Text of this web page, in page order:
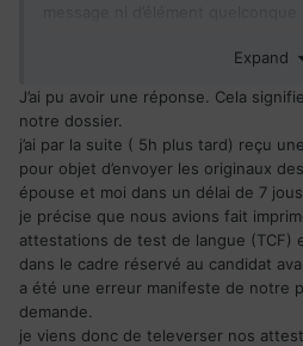
Expand
J’ai pu avoir une réponse. Cela
notre dossier.
j’ai par la suite ( 5h plus tard) reçu
pour objet d’envoyer les originaux
épouse et moi dans un délai de 7
je précise que nous avions fait
attestations de test de langue (TCF)
dans le cadre réservé au candidat
a été une erreur manifeste de notre
demande.
je viens donc de televerser nos